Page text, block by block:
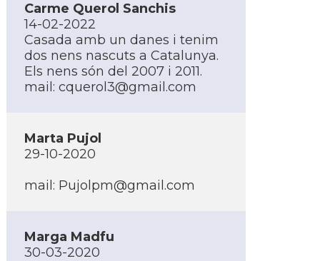
Carme Querol Sanchis
14-02-2022
Casada amb un danes i tenim
dos nens nascuts a Catalunya.
Els nens són del 2007 i 2011.
mail: cquerol3@gmail.com
Marta Pujol
29-10-2020
mail: Pujolpm@gmail.com
Marga Madfu
30-03-2020